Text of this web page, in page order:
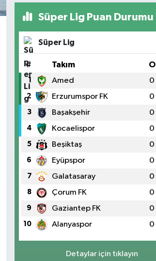
Süper Lig Puan Durumu
Süper Lig
# Takım O
1 Amed 0
2 Erzurumspor FK 0
3 Başakşehir 0
4 Kocaelispor 0
5 Beşiktaş 0
6 Eyüpspor 0
7 Galatasaray 0
8 Çorum FK 0
9 Gaziantep FK 0
10 Alanyaspor 0
Detaylar için tıklayın